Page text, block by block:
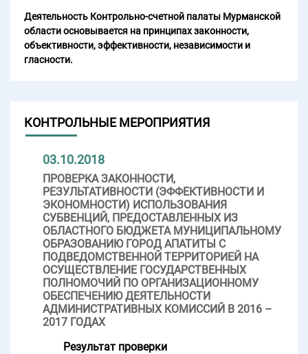
Деятельность Контрольно-счетной палаты Мурманской
области основывается на принципах законности,
объективности, эффективности, независимости и
гласности.
КОНТРОЛЬНЫЕ МЕРОПРИЯТИЯ
03.10.2018
ПРОВЕРКА ЗАКОННОСТИ,
РЕЗУЛЬТАТИВНОСТИ (ЭФФЕКТИВНОСТИ И
ЭКОНОМНОСТИ) ИСПОЛЬЗОВАНИЯ
СУБВЕНЦИЙ, ПРЕДОСТАВЛЕННЫХ ИЗ
ОБЛАСТНОГО БЮДЖЕТА МУНИЦИПАЛЬНОМУ
ОБРАЗОВАНИЮ ГОРОД АПАТИТЫ С
ПОДВЕДОМСТВЕННОЙ ТЕРРИТОРИЕЙ НА
ОСУЩЕСТВЛЕНИЕ ГОСУДАРСТВЕННЫХ
ПОЛНОМОЧИЙ ПО ОРГАНИЗАЦИОННОМУ
ОБЕСПЕЧЕНИЮ ДЕЯТЕЛЬНОСТИ
АДМИНИСТРАТИВНЫХ КОМИССИЙ В 2016 –
2017 ГОДАХ
Результат проверки